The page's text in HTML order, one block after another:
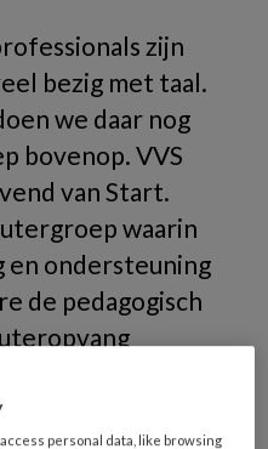
zijn
bezig met taal.
we daar nog
bovenop. VVS
van Start.
waarin
en ondersteuning
de pedagogisch
personal data, like browsing